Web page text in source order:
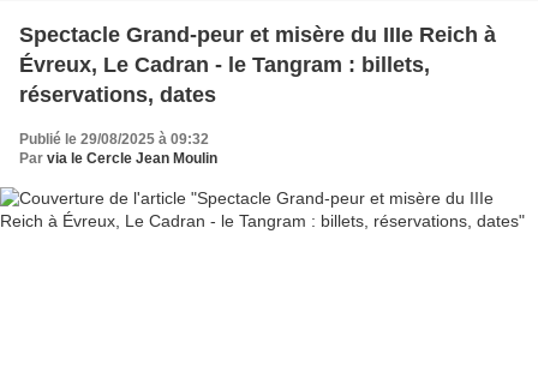
Spectacle Grand-peur et misère du IIIe Reich à
Évreux, Le Cadran - le Tangram : billets,
réservations, dates
Publié le 29/08/2025 à 09:32
Par via le Cercle Jean Moulin